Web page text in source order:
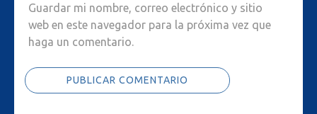
Guardar mi nombre, correo electrónico y sitio
web en este navegador para la próxima vez que
haga un comentario.